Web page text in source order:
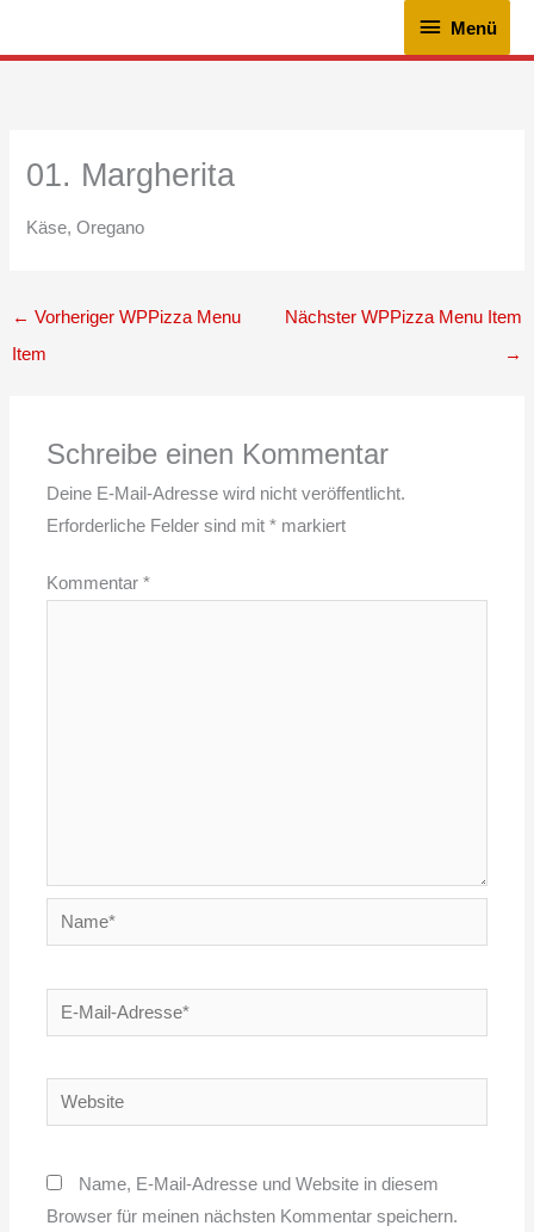
Menü
Menü
01. Margherita
Käse, Oregano
← Vorheriger WPPizza Menu
Item
Nächster WPPizza Menu Item
→
Schreibe einen Kommentar
Deine E-Mail-Adresse wird nicht veröffentlicht.
Erforderliche Felder sind mit* markiert
Kommentar*
Name*
E-
Mail-
Website
Name, E-Mail-Adresse und Website in diesem
Browser für meinen nächsten Kommentar speichern.